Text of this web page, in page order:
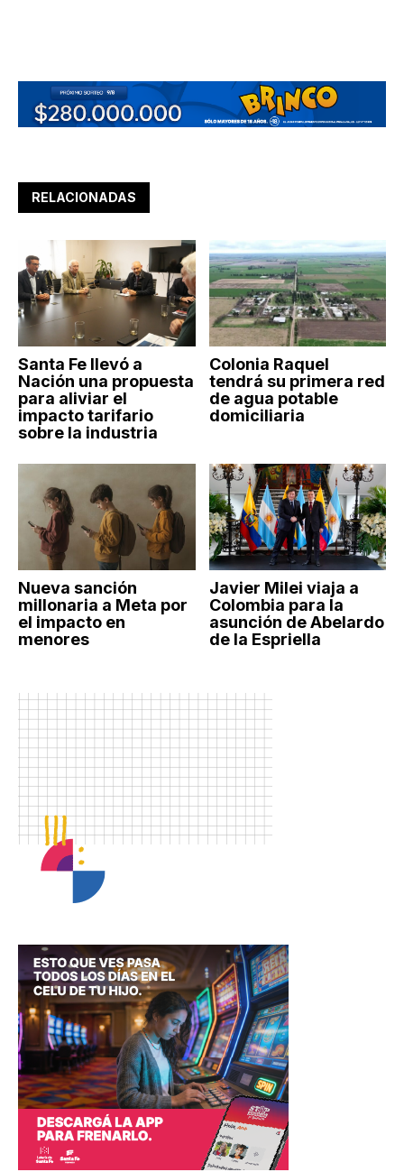
RELACIONADAS
Santa Fe llevó a
Nación una propuesta
para aliviar el
impacto tarifario
sobre la industria
Colonia Raquel
tendrá su primera red
de agua potable
domiciliaria
Nueva sanción
millonaria a Meta por
el impacto en
menores
Javier Milei viaja a
Colombia para la
asunción de Abelardo
de la Espriella